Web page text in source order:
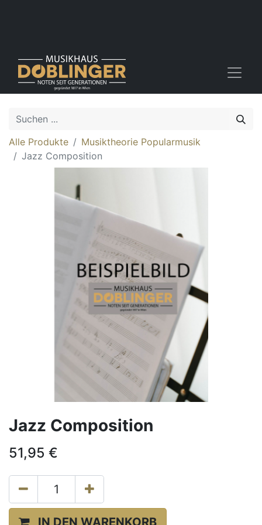
Alle Produkte
Musiktheorie Popularmusik
Jazz Composition
Jazz Composition
51,95 €
IN DEN WARENKORB